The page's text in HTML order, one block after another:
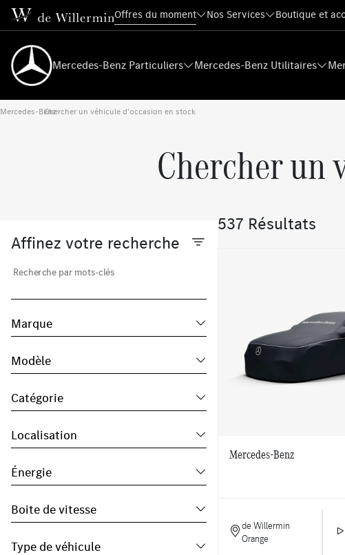
Offres du moment Nos Services Boutique et
Mercedes-Benz Particuliers Mercedes-Benz Utilitaires
Mercedes-Benz
›
Chercher un véhicule d'occasion en stock
Chercher un
Affinez votre recherche
Recherche par mots-clés
Marque
Modèle
Catégorie
Localisation
Énergie
Boite de vitesse
Type de véhicule
537 Résultats
Mercedes-Benz
de Willermin
Orange